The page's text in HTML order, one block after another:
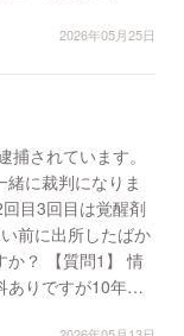
2026年05月25日
捕されています。
に裁判になりま
目3回目は覚醒剤
前に出所したばか
】 情
ありですが10年た